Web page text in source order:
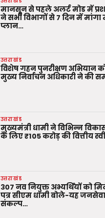
मानसून से पहले अलर्ट मोड में
ने सभी विभागों से 7 दिन में मांगा
प्लान…
उत्तराखंड
विशेष गहन पुनरीक्षण अभियान
मुख्य निर्वाचन अधिकारी ने की
उत्तराखंड
मुख्यमंत्री धामी ने विभिन्न
के लिए ₹105 करोड़ की वित्तीय
उत्तराखंड
307 नव नियुक्त अभ्यर्थियों को
पत्र सीएम धामी बोले-यह
संकल्प…